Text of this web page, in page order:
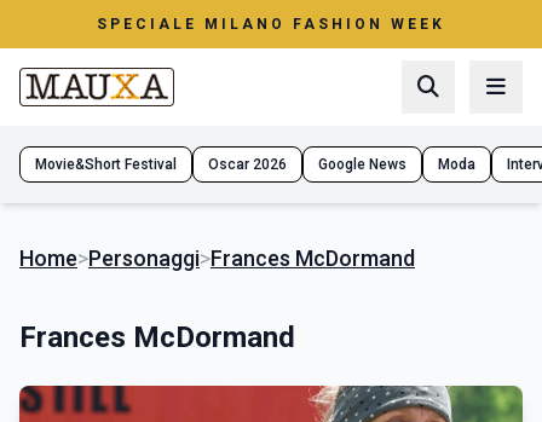
SPECIALE MILANO FASHION WEEK
Movie&Short Festival Oscar 2026 Google News Moda
Home>Personaggi>Frances McDormand
Frances McDormand